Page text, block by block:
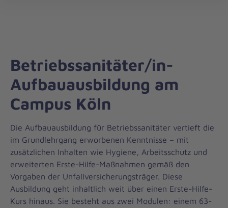
Betriebssanitäter/in-
Aufbauausbildung am
Campus Köln
Die Aufbauausbildung für Betriebssanitäter vertieft die
im Grundlehrgang erworbenen Kenntnisse – mit
zusätzlichen Inhalten wie Hygiene, Arbeitsschutz und
erweiterten Erste-Hilfe-Maßnahmen gemäß den
Vorgaben der Unfallversicherungsträger. Diese
Ausbildung geht inhaltlich weit über einen Erste-Hilfe-
Kurs hinaus. Sie besteht aus zwei Modulen: einem 63-